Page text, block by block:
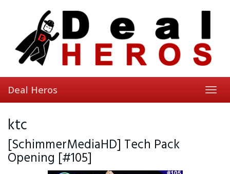
Deal Heros
ktc
[SchimmerMediaHD] Tech Pack
Opening [#105]